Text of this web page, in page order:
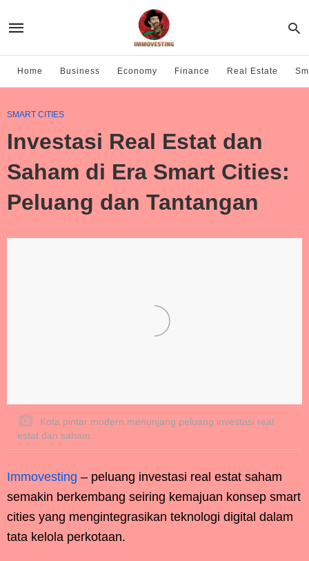
Home Business Economy Finance Real Estate
SMART CITIES
Investasi Real Estat dan
Saham di Era Smart Cities:
Peluang dan Tantangan
Kota pintar modern menunjang peluang investasi real
estat dan saham.
Immovesting – peluang investasi real estat saham
semakin berkembang seiring kemajuan konsep smart
cities yang mengintegrasikan teknologi digital dalam
tata kelola perkotaan.